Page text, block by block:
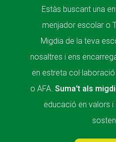
Estàs buscant una
menjador escolar o
Migdia de la teva
nosaltres i ens
en estreta
o AFA. Suma't als
educació en valors